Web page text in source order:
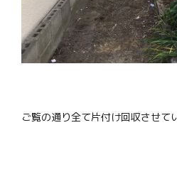
ご覧の通り全て片付け回収させて